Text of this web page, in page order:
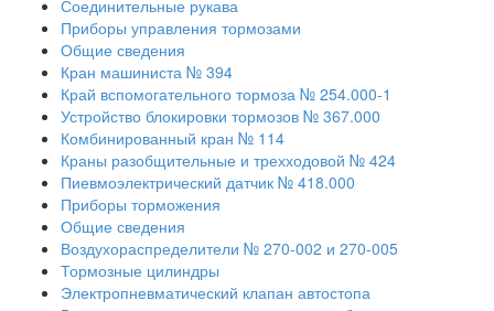
Соединительные рукава
Приборы управления тормозами
Общие сведения
Кран машиниста № 394
Край вспомогательного тормоза № 254.000-1
Устройство блокировки тормозов № 367.000
Комбинированный кран № 114
Краны разобщительные и трехходовой № 424
Пиевмоэлектрический датчик № 418.000
Приборы торможения
Общие сведения
Воздухораспределители № 270-002 и 270-005
Тормозные цилиндры
Электропневматический клапан автостопа